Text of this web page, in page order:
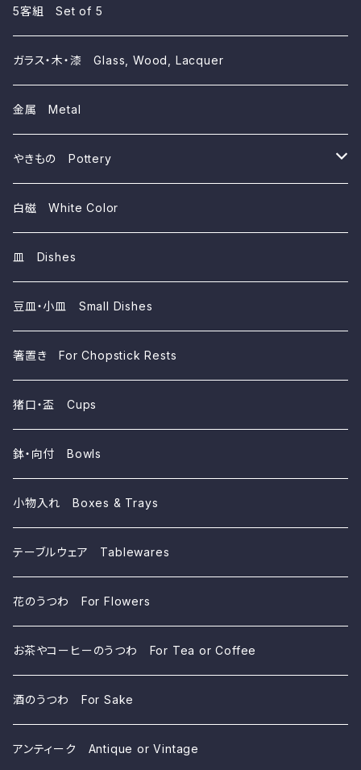
~10,000yen
~5,000yen
~3,000yen
~1,000yen
5客組 Set of 5
ガラス・木・漆 Glass, Wood, Lacquer
金属 Metal
やきもの Pottery
磁器 Porcelains
陶器 Ceramics
白磁 White Color
皿 Dishes
豆皿・小皿 Small Dishes
箸置き For Chopstick Rests
猪口・盃 Cups
鉢・向付 Bowls
小物入れ Boxes & Trays
テーブルウェア Tablewares
花のうつわ For Flowers
お茶やコーヒーのうつわ For Tea or Coffee
酒のうつわ For Sake
アンティーク Antique or Vintage